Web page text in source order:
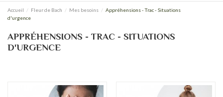
Accueil Fleur de Bach Mes besoins
Appréhensions - Trac - Situations
d'urgence
APPRÉHENSIONS - TRAC - SITUATIONS
D'URGENCE